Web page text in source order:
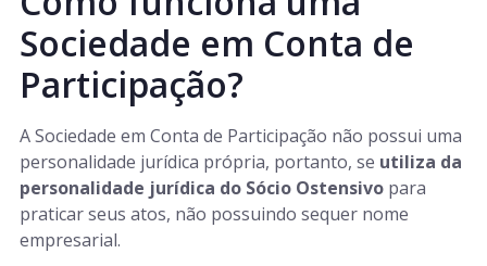
Sociedade em Conta de
Participação?
A Sociedade em Conta de Participação não possui uma
personalidade jurídica própria, portanto, se utiliza da
personalidade jurídica do Sócio Ostensivo para
praticar seus atos, não possuindo sequer nome
empresarial.